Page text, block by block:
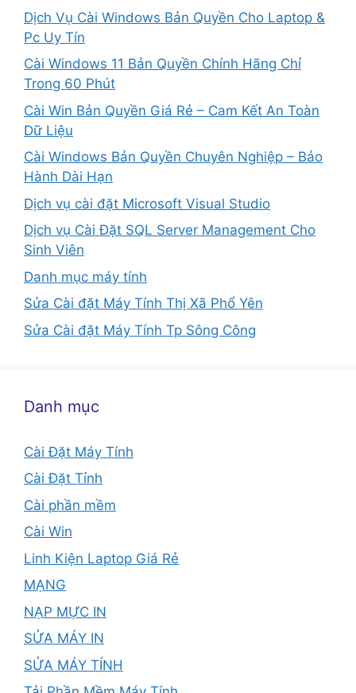
Dịch Vụ Cài Windows Bản Quyền Cho Laptop &
Pc Uy Tín
Cài Windows 11 Bản Quyền Chính Hãng Chỉ
Trong 60 Phút
Cài Win Bản Quyền Giá Rẻ – Cam Kết An Toàn
Dữ Liệu
Cài Windows Bản Quyền Chuyên Nghiệp – Bảo
Hành Dài Hạn
Dịch vụ cài đặt Microsoft Visual Studio
Dịch vụ Cài Đặt SQL Server Management Cho
Sinh Viên
Danh mục máy tính
Sửa Cài đặt Máy Tính Thị Xã Phổ Yên
Sửa Cài đặt Máy Tính Tp Sông Công
Danh mục
Cài Đặt Máy Tính
Cài Đặt Tỉnh
Cài phần mềm
Cài Win
Linh Kiện Laptop Giá Rẻ
MẠNG
NẠP MỰC IN
SỬA MÁY IN
SỬA MÁY TÍNH